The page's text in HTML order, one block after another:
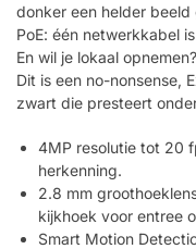
donker een helder
PoE: één netwerkkabel
En wil je lokaal
Dit is een no-nonsense,
zwart die presteert
4MP resolutie tot 20
herkenning.
2.8 mm
kijkhoek voor entree
Smart Motion